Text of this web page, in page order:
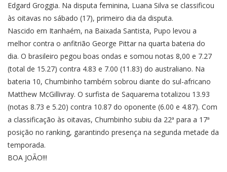
Edgard Groggia. Na disputa feminina, Luana Silva se classificou
às oitavas no sábado (17), primeiro dia da disputa.
Nascido em Itanhaém, na Baixada Santista, Pupo levou a
melhor contra o anfitrião George Pittar na quarta bateria do
dia. O brasileiro pegou boas ondas e somou notas 8,00 e 7.27
(total de 15.27) contra 4.83 e 7.00 (11.83) do australiano. Na
bateria 10, Chumbinho também sobrou diante do sul-africano
Matthew McGillivray. O surfista de Saquarema totalizou 13.93
(notas 8.73 e 5.20) contra 10.87 do oponente (6.00 e 4.87). Com
a classificação às oitavas, Chumbinho subiu da 22ª para a 17ª
posição no ranking, garantindo presença na segunda metade da
temporada.
BOA JOÃO!!!